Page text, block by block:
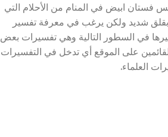
فستان ابيض في المنام من الأحلام التي
شديد ولكن يرغب في معرفة تفسير
في السطور التالية وهي تفسيرات بعض
على الموقع أي تدخل في التفسيرات
العلماء.